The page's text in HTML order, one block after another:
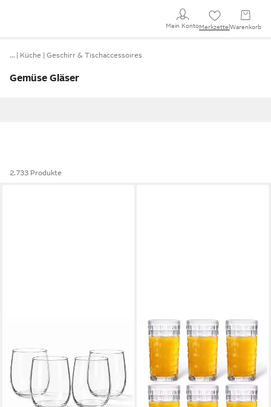
Mein KontoMerkzettel Warenkorb
… Küche Geschirr & Tischaccessoires
Gemüse Gläser
2.733 Produkte